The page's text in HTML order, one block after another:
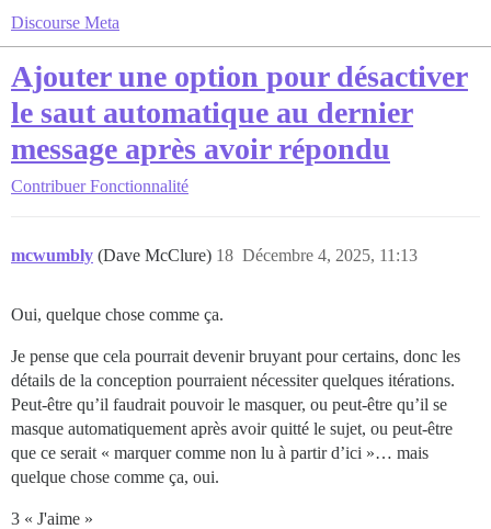
Discourse Meta
Ajouter une option pour désactiver
le saut automatique au dernier
message après avoir répondu
Contribuer Fonctionnalité
mcwumbly (Dave McClure) Décembre 4, 2025, 11:13
18
Oui, quelque chose comme ça.
Je pense que cela pourrait devenir bruyant pour certains, donc les
détails de la conception pourraient nécessiter quelques itérations.
Peut-être qu’il faudrait pouvoir le masquer, ou peut-être qu’il se
masque automatiquement après avoir quitté le sujet, ou peut-être
que ce serait « marquer comme non lu à partir d’ici »… mais
quelque chose comme ça, oui.
3 « J'aime »